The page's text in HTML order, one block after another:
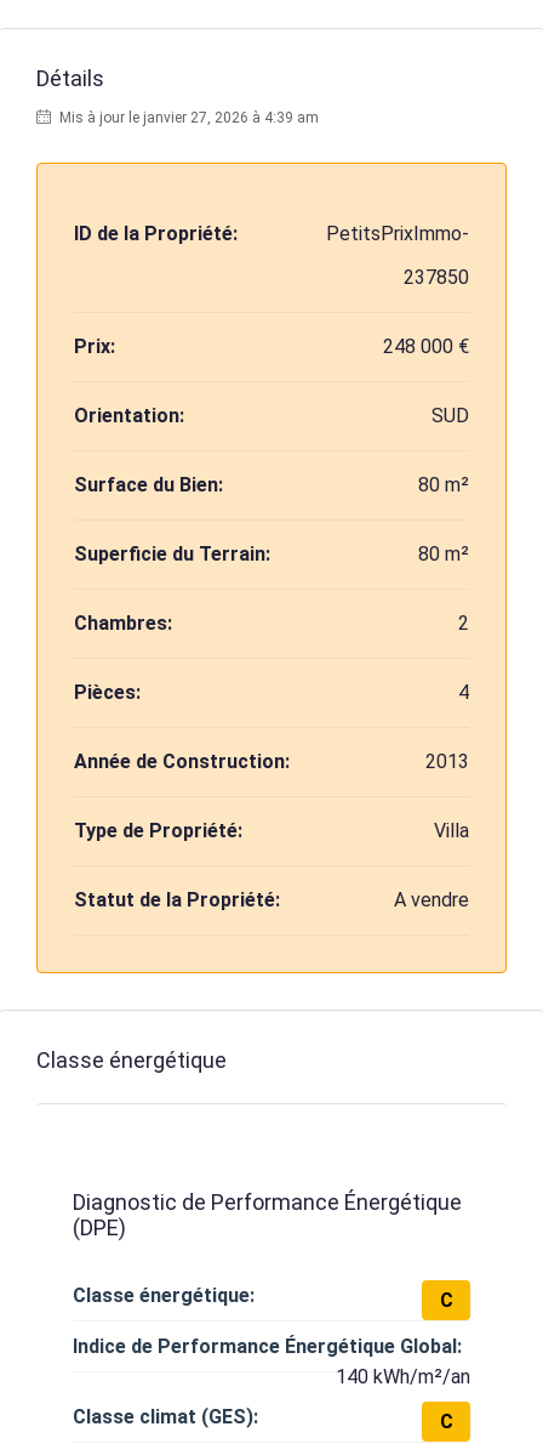
Détails
Mis à jour le janvier 27, 2026 à 4:39 am
ID de la Propriété:
PetitsPrixImmo-
237850
Prix: 248 000 €
Orientation: SUD
Surface du Bien: 80 m²
Superficie du Terrain: 80 m²
Chambres: 2
Pièces: 4
Année de Construction: 2013
Type de Propriété: Villa
Statut de la Propriété: A vendre
Classe énergétique
Diagnostic de Performance Énergétique
(DPE)
Classe énergétique:
C
Indice de Performance Énergétique Global:
140 kWh/m²/an
Classe climat (GES):
C